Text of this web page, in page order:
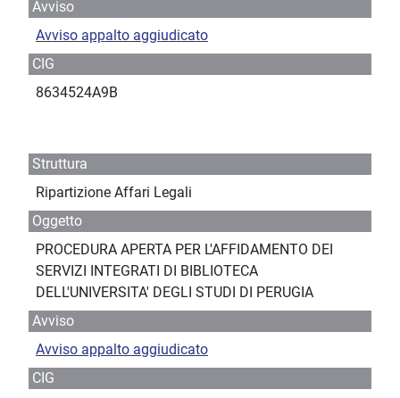
Avviso
Avviso appalto aggiudicato
CIG
8634524A9B
Struttura
Ripartizione Affari Legali
Oggetto
PROCEDURA APERTA PER L'AFFIDAMENTO DEI
SERVIZI INTEGRATI DI BIBLIOTECA
DELL'UNIVERSITA' DEGLI STUDI DI PERUGIA
Avviso
Avviso appalto aggiudicato
CIG